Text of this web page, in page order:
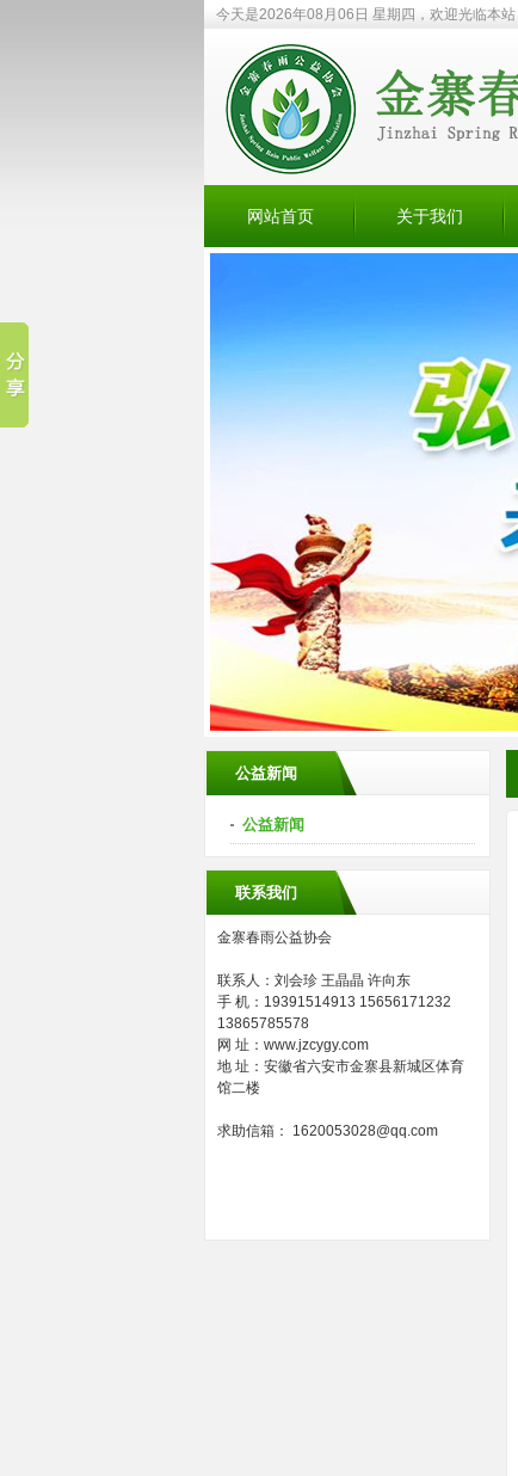
今天是2026年08月06日 星期四，欢迎光临本站
网站首页 关于我们
公益新闻
公益新闻
联系我们
金寨春雨公益协会
联系人：刘会珍 王晶晶 许向东
手 机：19391514913 15656171232
13865785578
网 址：www.jzcygy.com
地 址：安徽省六安市金寨县新城区体育
馆二楼
求助信箱： 1620053028@qq.com